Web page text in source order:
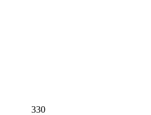
330